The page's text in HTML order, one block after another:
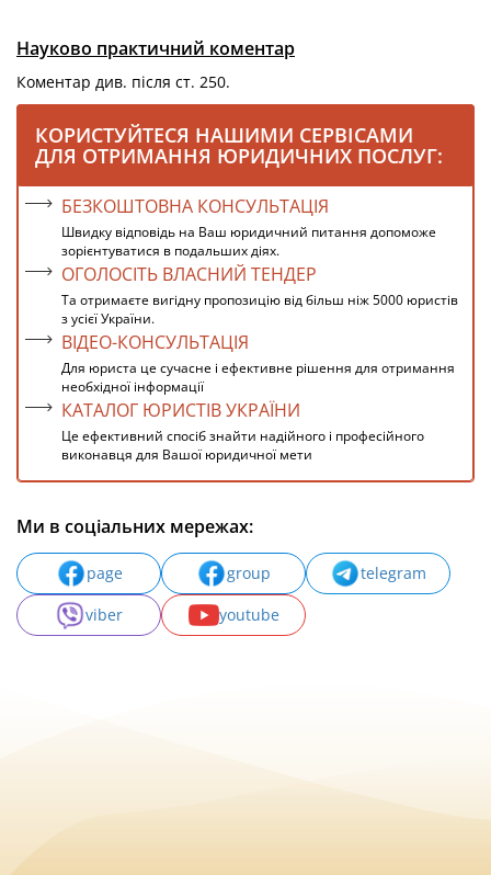
Науково практичний коментар
Коментар див. після ст. 250.
КОРИСТУЙТЕСЯ НАШИМИ СЕРВІСАМИ
ДЛЯ ОТРИМАННЯ ЮРИДИЧНИХ ПОСЛУГ:
БЕЗКОШТОВНА КОНСУЛЬТАЦІЯ
Швидку відповідь на Ваш юридичний питання допоможе
зорієнтуватися в подальших діях.
ОГОЛОСІТЬ ВЛАСНИЙ ТЕНДЕР
Та отримаєте вигідну пропозицію від більш ніж 5000 юристів
з усієї України.
ВІДЕО-КОНСУЛЬТАЦІЯ
Для юриста це сучасне і ефективне рішення для отримання
необхідної інформації
КАТАЛОГ ЮРИСТІВ УКРАЇНИ
Це ефективний спосіб знайти надійного і професійного
виконавця для Вашої юридичної мети
Ми в соціальних мережах:
page group
telegram
viber
youtube